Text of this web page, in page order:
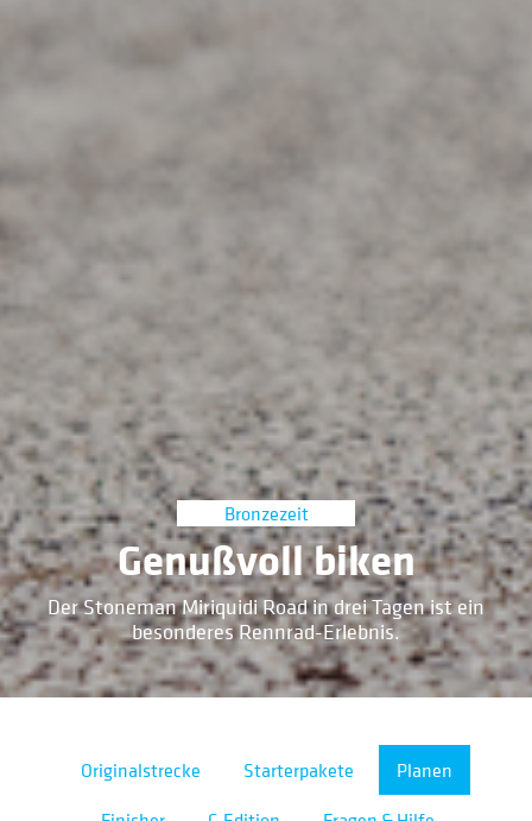
Bronzezeit
Genußvoll biken
Der Stoneman Miriquidi Road in drei Tagen ist ein
besonderes Rennrad-Erlebnis.
Originalstrecke Starterpakete
Planen